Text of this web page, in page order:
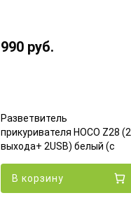
990 руб.
Разветвитель
прикуривателя HOCO Z28 (2
выхода+ 2USB) белый (с
В корзину